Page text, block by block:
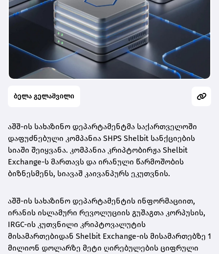
ბელა გელაშვილი
აშშ-ის სახაზინო დეპარტამენტმა საქართველოში
დაფუძნებული კომპანია SHPS Shelbit სანქციების
სიაში შეიყვანა. კომპანია კრიპტობირჟა Shelbit
Exchange-ს მართავს და ირანული წარმოშობის
ბიზნესმენს, სიავაშ კაივანპურს ეკუთვნის.
აშშ-ის სახაზინო დეპარტამენტის ინფორმაციით,
ირანის ისლამური რევოლუციის გუშაგთა კორპუსის,
IRGC-ის კუთვნილი კრიპტოვალუტის
მისამართებიდან Shelbit Exchange-ის მისამართებზე 1
მილიონ დოლარზე მეტი ღირებულების ციფრული